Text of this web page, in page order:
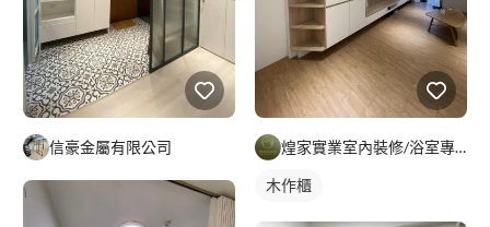
信豪金屬有限公司 煌家實業室內裝修/浴室專精/統包工程
木作櫃